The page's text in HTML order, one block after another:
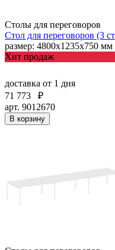
Столы для переговоров
Стол для переговоров (3
размер: 4800х1235х750 мм
Хит продаж
доставка от 1 дня
71 773
₽
арт. 9012670
В корзину